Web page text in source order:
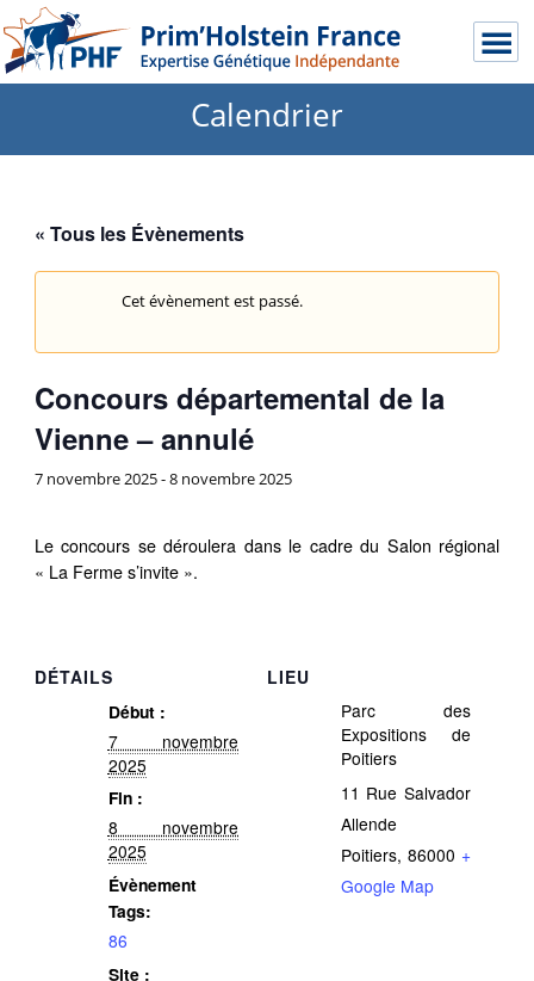
Calendrier
« Tous les Évènements
Cet évènement est passé.
Concours départemental de la
Vienne – annulé
7 novembre 2025-8 novembre 2025
Le concours se déroulera dans le cadre du Salon régional
« La Ferme s’invite ».
DÉTAILS
Début :
7 novembre
2025
Fin :
8 novembre
2025
Évènement
Tags:
86
Site :
LIEU
Parc des
Expositions de
Poitiers
11 Rue Salvador
Allende
Poitiers, 86000 +
Google Map